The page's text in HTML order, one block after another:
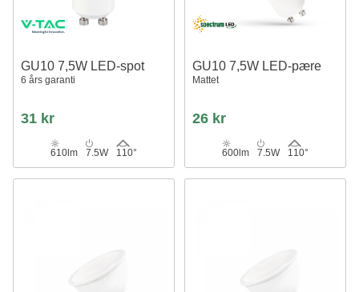
GU10 7,5W LED-spot
6 års garanti
31 kr
610lm 7.5W 110°
GU10 7,5W LED-pære
Mattet
26 kr
600lm 7.5W 110°